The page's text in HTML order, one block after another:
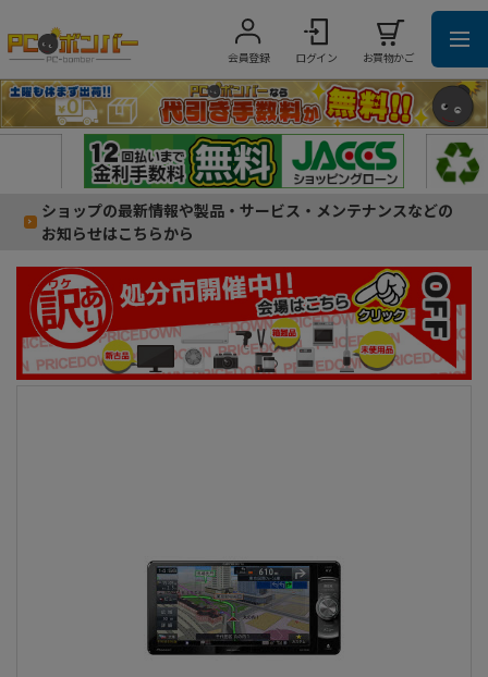
会員登録 ログイン お買物かご
ショップの最新情報や製品・サービス・メンテナンスなどの
お知らせはこちらから